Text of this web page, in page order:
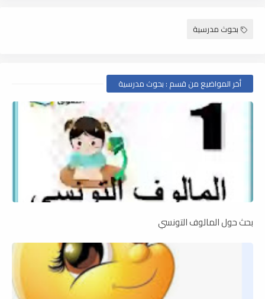
بحوث مدرسية
أخر المواضيع من قسم : بحوث مدرسية
بحث حول المالوف التونسي